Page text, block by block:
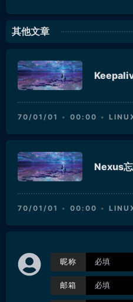
其他文章
70/01/01 00:00
Nexus
70/01/01 00:00
昵称
邮箱